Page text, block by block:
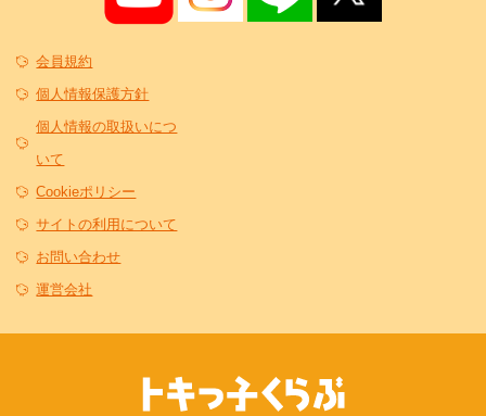
会員規約
個人情報保護方針
個人情報の取扱いにつ
いて
Cookieポリシー
サイトの利用について
お問い合わせ
運営会社